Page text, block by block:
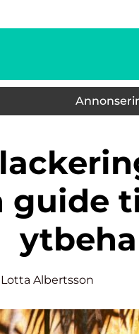
guide
Lotta Albertsson